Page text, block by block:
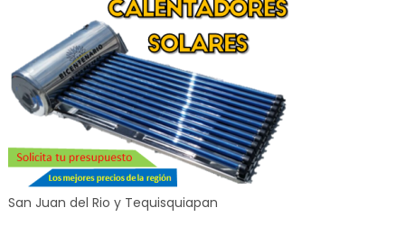
San Juan del Rio y Tequisquiapan